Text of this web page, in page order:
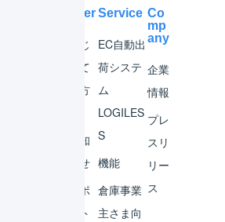
Help Center
はじ
めて
の方
お知
らせ
サポ
ート
Service
EC自動出
荷システ
ム
LOGILES
S
機能
倉庫事業
主さま向
Co
mp
any
企業
情報
プレ
スリ
リー
ス